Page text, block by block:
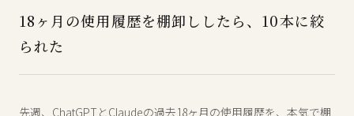
18ヶ月の使用履歴を棚卸ししたら、10本に絞
られた
先週、ChatGPTとClaudeの過去18ヶ月の使用履歴を、本気で棚